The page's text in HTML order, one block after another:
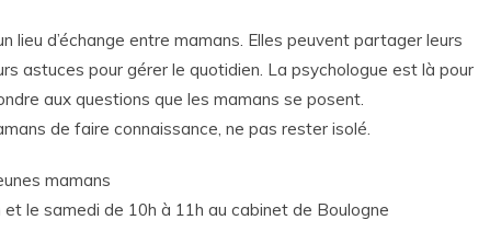
lieu d’échange entre mamans. Elles peuvent partager leurs
astuces pour gérer le quotidien. La psychologue est là pour
aux questions que les mamans se posent.
de faire connaissance, ne pas rester isolé.
mamans
le samedi de 10h à 11h au cabinet de Boulogne